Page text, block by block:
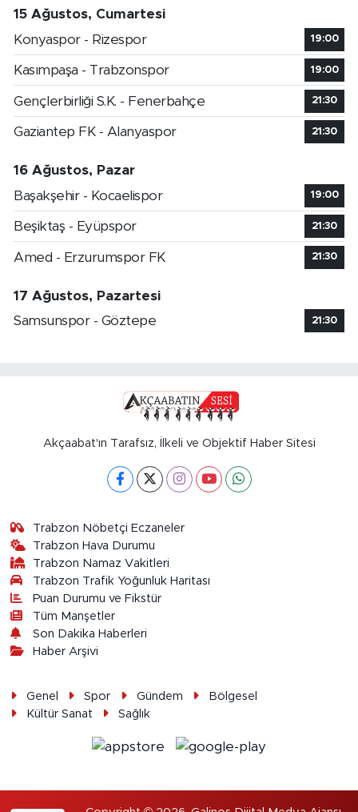
15 Ağustos, Cumartesi
Konyaspor - Rizespor
19:00
Kasımpaşa - Trabzonspor 19:00
Gençlerbirliği S.K. - Fenerbahçe 21:30
Gaziantep FK - Alanyaspor 21:30
16 Ağustos, Pazar
Başakşehir - Kocaelispor
19:00
Beşiktaş - Eyüpspor 21:30
Amed - Erzurumspor FK 21:30
17 Ağustos, Pazartesi
Samsunspor - Göztepe
21:30
Akçaabat'ın Tarafsız, İlkeli ve Objektif Haber Sitesi
Trabzon Nöbetçi Eczaneler
Trabzon Hava Durumu
Trabzon Namaz Vakitleri
Trabzon Trafik Yoğunluk Haritası
Puan Durumu ve Fikstür
Tüm Manşetler
Son Dakika Haberleri
Haber Arşivi
Genel Spor Gündem
Bölgesel
Kültür Sanat
Sağlık